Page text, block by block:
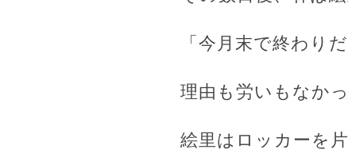
「今月末で終わり
理由も労いもなかっ
絵里はロッカーを